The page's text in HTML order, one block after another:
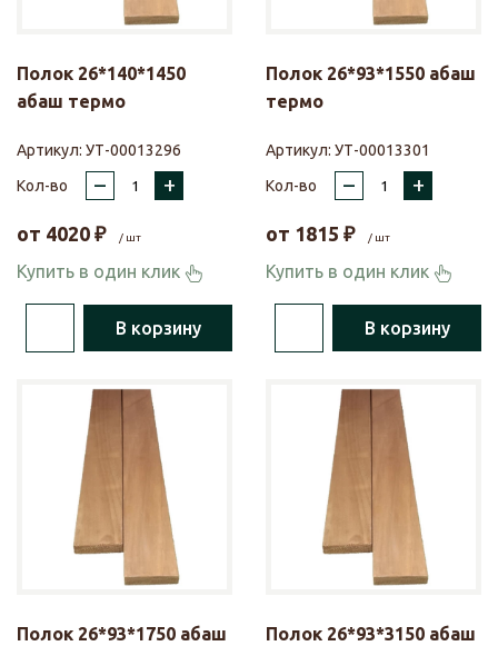
Полок 26*140*1450
абаш термо
Артикул: УТ-00013296
Кол-во
– +
от 4020 ₽ / шт
Купить в один клик
В корзину
Полок 26*93*1550 абаш
термо
Артикул: УТ-00013301
Кол-во
– +
от 1815 ₽ / шт
Купить в один клик
В корзину
Полок 26*93*1750 абаш
Полок 26*93*3150 абаш